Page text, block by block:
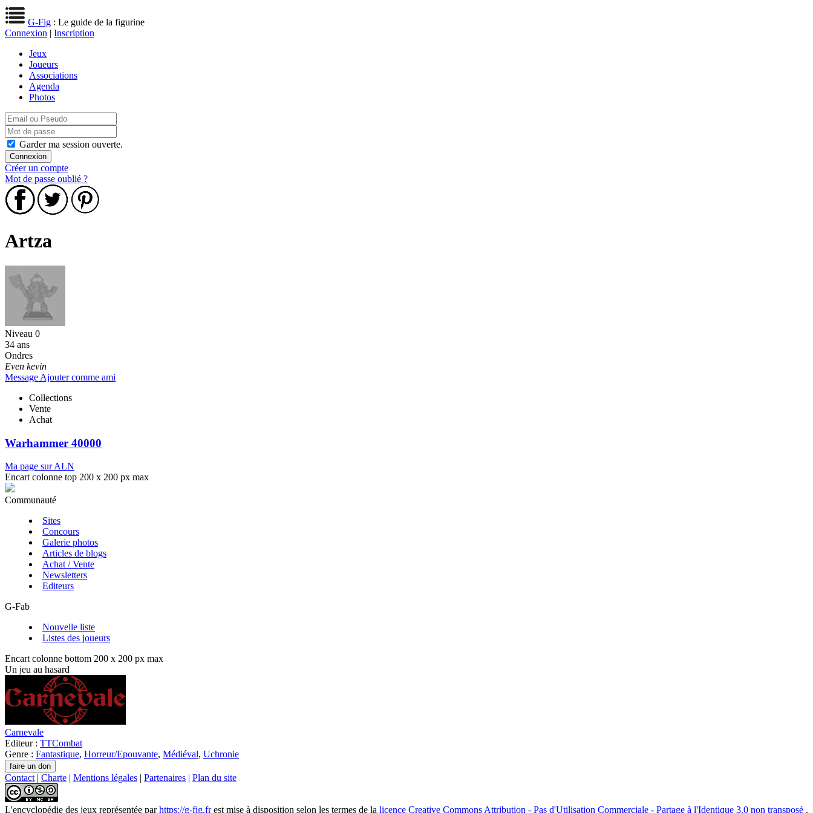
G-Fig : Le guide de la figurine
Connexion | Inscription
Jeux
Joueurs
Associations
Agenda
Photos
Garder ma session ouverte.
Créer un compte
Mot de passe oublié ?
Artza
Niveau 0
34 ans
Ondres
Even kevin
Message Ajouter comme ami
Collections
Vente
Achat
Warhammer 40000
Ma page sur ALN
Encart colonne top 200 x 200 px max
Communauté
Sites
Concours
Galerie photos
Articles de blogs
Achat / Vente
Newsletters
Editeurs
G-Fab
Nouvelle liste
Listes des joueurs
Encart colonne bottom 200 x 200 px max
Un jeu au hasard
Carnevale
Editeur : TTCombat
Genre : Fantastique, Horreur/Epouvante, Médiéval, Uchronie
Contact | Charte | Mentions légales | Partenaires | Plan du site
L'encyclopédie des jeux représentée parhttps://g-fig.frest mise à disposition selon les termes de la licence Creative Commons Attribution - Pas d'Utilisation Commerciale - Partage à l'Identique 3.0 non transposé .